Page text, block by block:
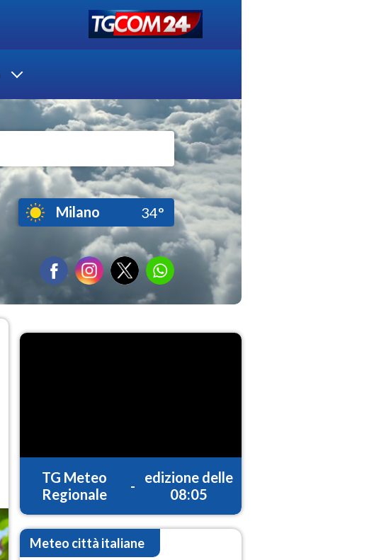
Milano 34°
TG Meteo
Regionale
-
edizione delle
08:05
Meteo città italiane